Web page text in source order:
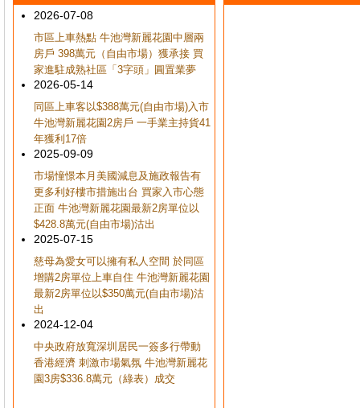
2026-07-08
市區上車熱點 牛池灣新麗花園中層兩
房戶 398萬元（自由市場）獲承接 買
家進駐成熟社區「3字頭」圓置業夢
2026-05-14
同區上車客以$388萬元(自由市場)入市
牛池灣新麗花園2房戶 一手業主持貨41
年獲利17倍
2025-09-09
市場憧憬本月美國減息及施政報告有
更多利好樓市措施出台 買家入市心態
正面 牛池灣新麗花園最新2房單位以
$428.8萬元(自由市場)沽出
2025-07-15
慈母為愛女可以擁有私人空間 於同區
增購2房單位上車自住 牛池灣新麗花園
最新2房單位以$350萬元(自由市場)沽
出
2024-12-04
中央政府放寬深圳居民一簽多行帶動
香港經濟 刺激市場氣氛 牛池灣新麗花
園3房$336.8萬元（綠表）成交